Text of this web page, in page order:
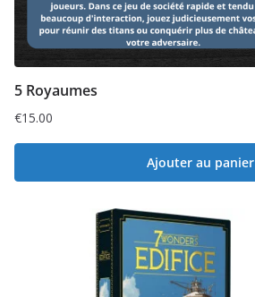
5 Royaumes
€15.00
Ajouter au panier